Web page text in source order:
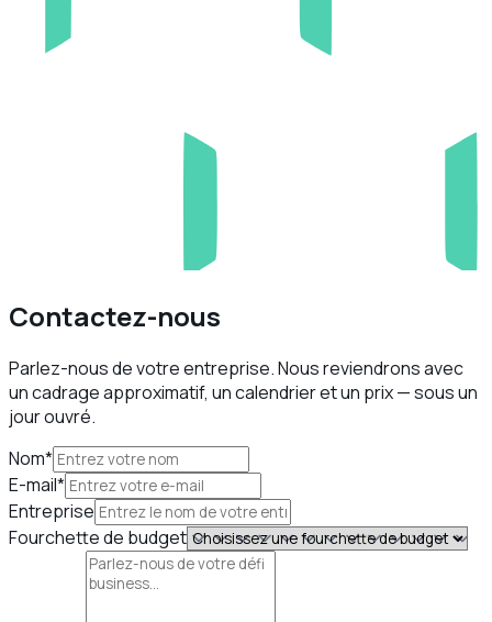
Contactez-nous
Parlez-nous de votre entreprise. Nous reviendrons avec
un cadrage approximatif, un calendrier et un prix — sous un
jour ouvré.
Nom*
E-mail*
Entreprise
Fourchette de budget